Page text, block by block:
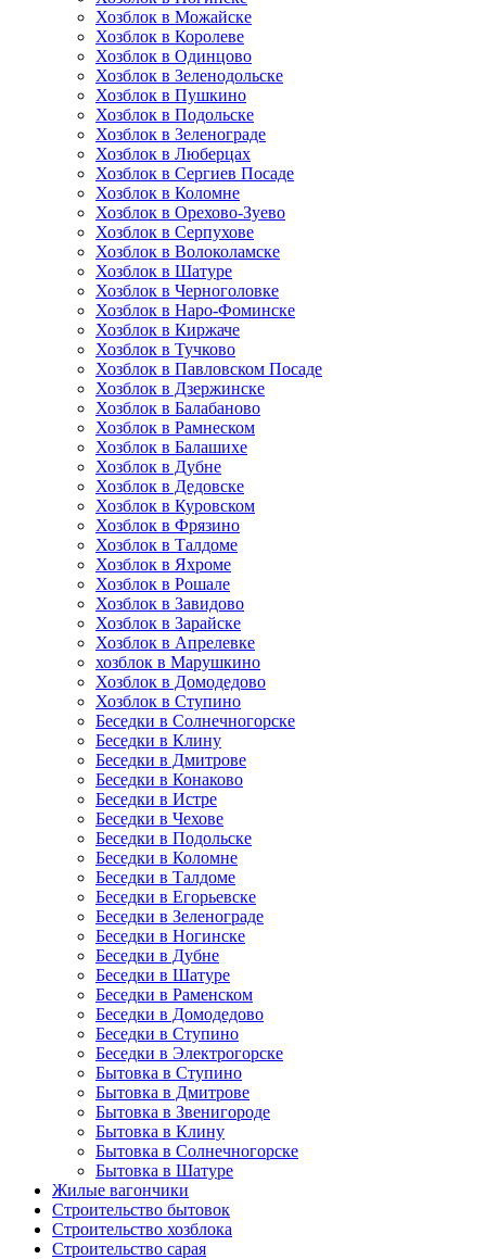
Хозблок в Можайске
Хозблок в Королеве
Хозблок в Одинцово
Хозблок в Зеленодольске
Хозблок в Пушкино
Хозблок в Подольске
Хозблок в Зеленограде
Хозблок в Люберцах
Хозблок в Сергиев Посаде
Хозблок в Коломне
Хозблок в Орехово-Зуево
Хозблок в Серпухове
Хозблок в Волоколамске
Хозблок в Шатуре
Хозблок в Черноголовке
Хозблок в Наро-Фоминске
Хозблок в Киржаче
Хозблок в Тучково
Хозблок в Павловском Посаде
Хозблок в Дзержинске
Хозблок в Балабаново
Хозблок в Рамнеском
Хозблок в Балашихе
Хозблок в Дубне
Хозблок в Дедовске
Хозблок в Куровском
Хозблок в Фрязино
Хозблок в Талдоме
Хозблок в Яхроме
Хозблок в Рошале
Хозблок в Завидово
Хозблок в Зарайске
Хозблок в Апрелевке
хозблок в Марушкино
Хозблок в Домодедово
Хозблок в Ступино
Беседки в Солнечногорске
Беседки в Клину
Беседки в Дмитрове
Беседки в Конаково
Беседки в Истре
Беседки в Чехове
Беседки в Подольске
Беседки в Коломне
Беседки в Талдоме
Беседки в Егорьевске
Беседки в Зеленограде
Беседки в Ногинске
Беседки в Дубне
Беседки в Шатуре
Беседки в Раменском
Беседки в Домодедово
Беседки в Ступино
Беседки в Электрогорске
Бытовка в Ступино
Бытовка в Дмитрове
Бытовка в Звенигороде
Бытовка в Клину
Бытовка в Солнечногорске
Бытовка в Шатуре
Жилые вагончики
Строительство бытовок
Строительство хозблока
Строительство сарая